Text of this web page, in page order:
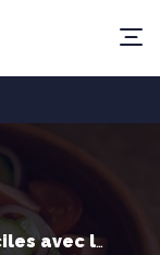
Recettes Faciles avec la Mortadelle Halal Chef pour Toute la Famille